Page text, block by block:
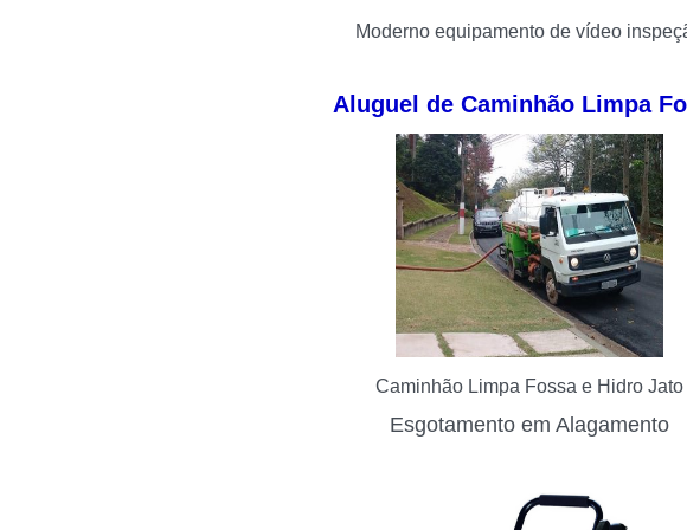
Moderno equipamento de vídeo
Aluguel de Caminhão Limpa
Caminhão Limpa Fossa e Hidro Jato
Esgotamento em Alagamento